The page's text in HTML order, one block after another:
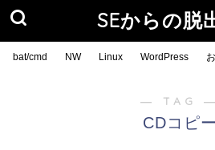
SEからの脱
bat/cmd NW Linux WordPress
― TAG ―
CDコピー